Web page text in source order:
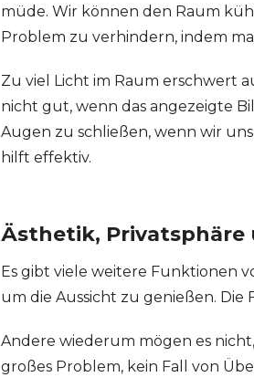
müde. Wir können den Raum
Problem zu verhindern, indem
Zu viel Licht im Raum erschwert
nicht gut, wenn das angezeigte
Augen zu schließen, wenn wir
hilft effektiv.
Ästhetik, Privatsphäre
Es gibt viele weitere Funktionen
um die Aussicht zu genießen. Die
Andere wiederum mögen es
großes Problem, kein Fall von